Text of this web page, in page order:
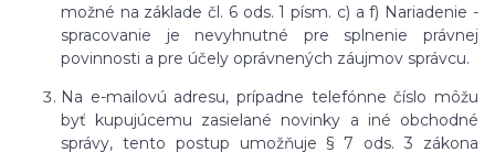
možné na základe čl. 6 ods. 1 písm. c) a f) Nariadenie -
spracovanie je nevyhnutné pre splnenie právnej
povinnosti a pre účely oprávnených záujmov správcu.
Na e-mailovú adresu, prípadne telefónne číslo môžu
byť kupujúcemu zasielané novinky a iné obchodné
správy, tento postup umožňuje § 7 ods. 3 zákona